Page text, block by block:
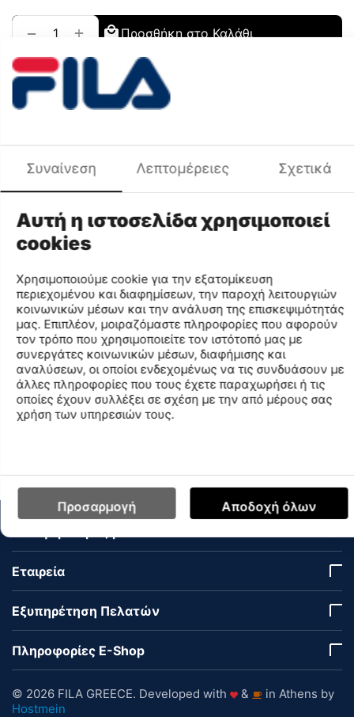
+
− Προσθήκη στο Καλάθι
Προσθήκη στη Λίστα Αγαπημένων
Χρωματική Ομάδα
Περιγραφή Χρώματος
Φύλο
Μάρκα
Κωδικός MPN
5SW61002-000
Κωδικός
Κωδικός Χρώματος
000
Περιγραφή Χρώματος
ΜΑΥΡΟ
Φύλο
ΓΥΝΑΙΚΑ
Σύνθεση
JACQUARD FABRIC
Find similar
Εταιρεία
Εξυπηρέτηση Πελατών
Πληροφορίες E-Shop
© 2026 FILA GREECE. Developed with &
in Athens by
Hostmein
Συναίνεση Λεπτομέρειες Σχετικά
Αυτή η ιστοσελίδα χρησιμοποιεί
cookies
Χρησιμοποιούμε cookie για την εξατομίκευση
περιεχομένου και διαφημίσεων, την παροχή λειτουργιών
κοινωνικών μέσων και την ανάλυση της επισκεψιμότητάς
μας. Επιπλέον, μοιραζόμαστε πληροφορίες που αφορούν
τον τρόπο που χρησιμοποιείτε τον ιστότοπό μας με
συνεργάτες κοινωνικών μέσων, διαφήμισης και
αναλύσεων, οι οποίοι ενδεχομένως να τις συνδυάσουν με
άλλες πληροφορίες που τους έχετε παραχωρήσει ή τις
οποίες έχουν συλλέξει σε σχέση με την από μέρους σας
χρήση των υπηρεσιών τους.
Προσαρμογή Αποδοχή όλων